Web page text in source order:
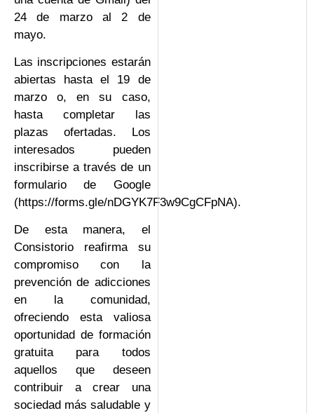
24 de marzo al 2 de
mayo.
Las inscripciones estarán
abiertas hasta el 19 de
marzo o, en su caso,
hasta completar las
plazas ofertadas. Los
interesados pueden
inscribirse a través de un
formulario de Google
(https://forms.gle/nDGYK7F3w9CgCFpNA).
De esta manera, el
Consistorio reafirma su
compromiso con la
prevención de adicciones
en la comunidad,
ofreciendo esta valiosa
oportunidad de formación
gratuita para todos
aquellos que deseen
contribuir a crear una
sociedad más saludable y